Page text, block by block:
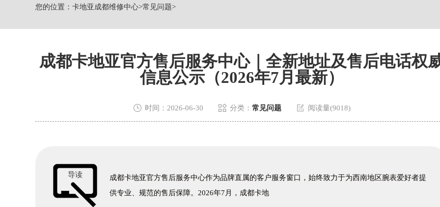
节假日正常营业！
您的位置： 卡地亚成都维修中心>常见问题>
成都卡地亚官方售后服务中心｜全新地址及售后电话权
信息公示（2026年7月最新）
 时间：2026-06-30  分类： 常见问题  阅读量(9018)
导读
成都卡地亚官方售后服务中心作为品牌直属的客户服务窗口，始终致力于为西南地区腕表爱好者提
供专业、规范的售后保障。2026年7月，成都卡地